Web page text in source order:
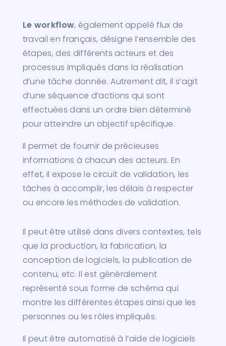
Le workflow, également appelé flux de
travail en français, désigne l’ensemble des
étapes, des différents acteurs et des
processus impliqués dans la réalisation
d’une tâche donnée. Autrement dit, il s’agit
d’une séquence d’actions qui sont
effectuées dans un ordre bien déterminé
pour atteindre un objectif spécifique.
Il permet de fournir de précieuses
informations à chacun des acteurs. En
effet, il expose le circuit de validation, les
tâches à accomplir, les délais à respecter
ou encore les méthodes de validation.
Il peut être utilisé dans divers contextes, tels
que la production, la fabrication, la
conception de logiciels, la publication de
contenu, etc. Il est généralement
représenté sous forme de schéma qui
montre les différentes étapes ainsi que les
personnes ou les rôles impliqués.
Il peut être automatisé à l’aide de logiciels